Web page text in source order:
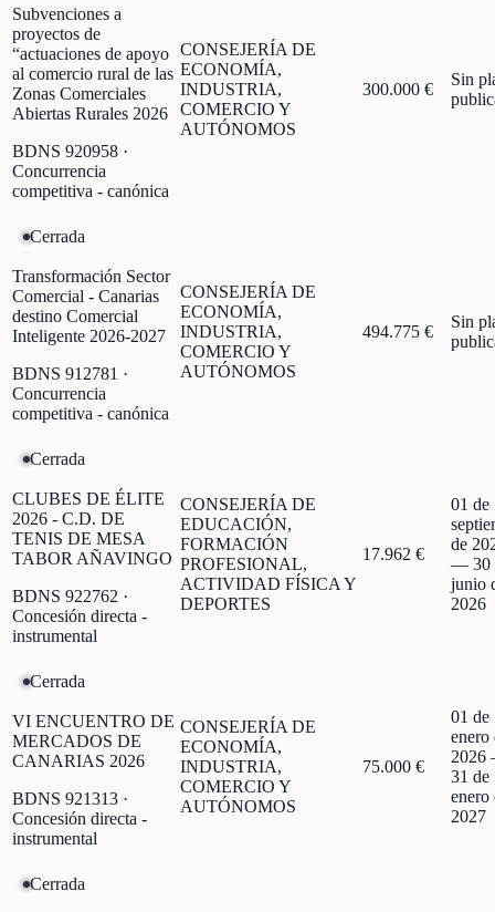
Subvenciones a
proyectos de
“actuaciones de apoyo
al comercio rural de las
Zonas Comerciales
Abiertas Rurales 2026
BDNS 920958 ·
Concurrencia
competitiva - canónica
CONSEJERÍA DE
ECONOMÍA,
INDUSTRIA,
COMERCIO Y
AUTÓNOMOS
300.000 €
Sin
Cerrada
Transformación Sector
Comercial - Canarias
destino Comercial
Inteligente 2026-2027
BDNS 912781 ·
Concurrencia
competitiva - canónica
CONSEJERÍA DE
ECONOMÍA,
INDUSTRIA,
COMERCIO Y
AUTÓNOMOS
494.775 €
Sin
Cerrada
CLUBES DE ÉLITE
2026 - C.D. DE
TENIS DE MESA
TABOR AÑAVINGO
BDNS 922762 ·
Concesión directa -
instrumental
CONSEJERÍA DE
EDUCACIÓN,
FORMACIÓN
PROFESIONAL,
ACTIVIDAD FÍSICA Y
DEPORTES
17.962 €
01 de
de
— 30
junio
2026
Cerrada
VI ENCUENTRO DE
MERCADOS DE
CANARIAS 2026
BDNS 921313 ·
Concesión directa -
instrumental
CONSEJERÍA DE
ECONOMÍA,
INDUSTRIA,
COMERCIO Y
AUTÓNOMOS
75.000 €
01 de
enero
2026
31 de
enero
2027
Cerrada